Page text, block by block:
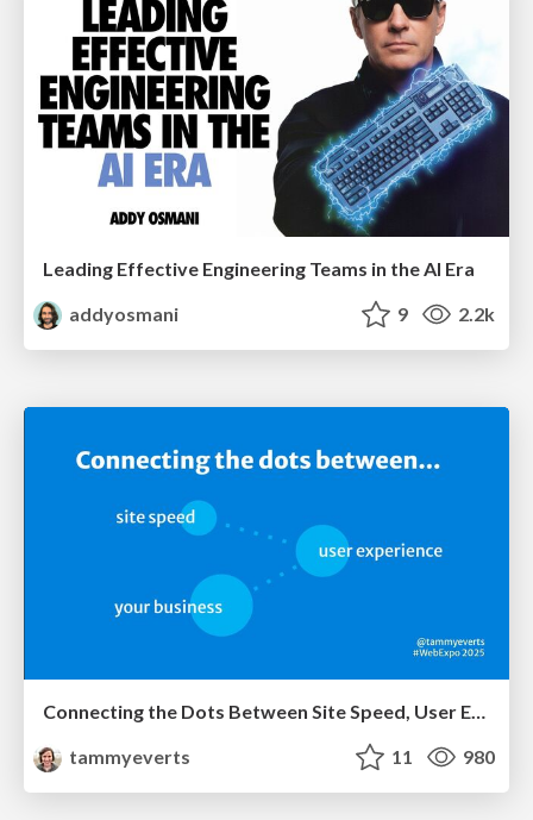
Leading Effective Engineering Teams in the AI Era
addyosmani
9 2.2k
Connecting the Dots Between Site Speed, User Experience & Your Business [WebExpo 2025]
tammyeverts
11 980